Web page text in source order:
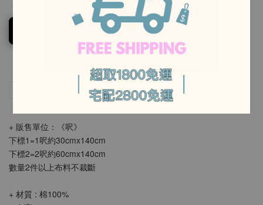
-
-
Tweet Pin it
+ 販售單位：《呎》
下標1=1呎約30cmx140cm
下標2=2呎約60cmx140cm
數量2件以上布料不裁斷
+ 材質 : 棉100%